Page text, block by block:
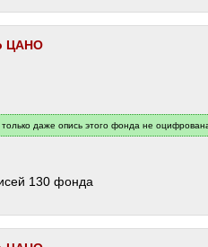
ЦАНО
даже опись этого фонда не
130 фонда